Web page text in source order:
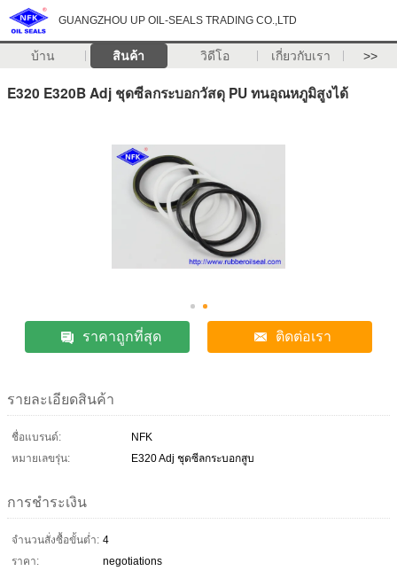
GUANGZHOU UP OIL-SEALS TRADING CO.,LTD
บ้าน สินค้า วิดีโอ เกี่ยวกับเรา >>
E320 E320B Adj ชุดซีลกระบอกวัสดุ PU ทนอุณหภูมิสูงได้
ราคาถูกที่สุด ติดต่อเรา
รายละเอียดสินค้า
ชื่อแบรนด์:
NFK
หมายเลขรุ่น:
E320 Adj ชุดซีลกระบอกสูบ
การชำระเงิน
จำนวนสั่งซื้อขั้นต่ำ: 4
ราคา:
negotiations